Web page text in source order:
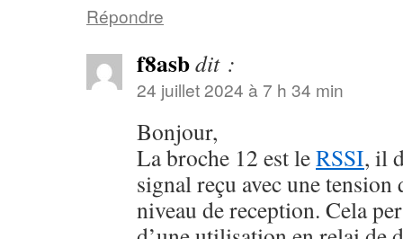
Répondre
f8asbdit :
24 juillet 2024 à 7 h 34 min
Bonjour,
La broche 12 est leRSSI, il
signal reçu avec une
niveau de reception. Cela